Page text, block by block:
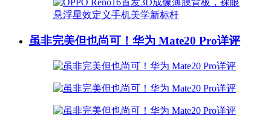
虽非完美但也尚可！华为 Mate20 Pro详评